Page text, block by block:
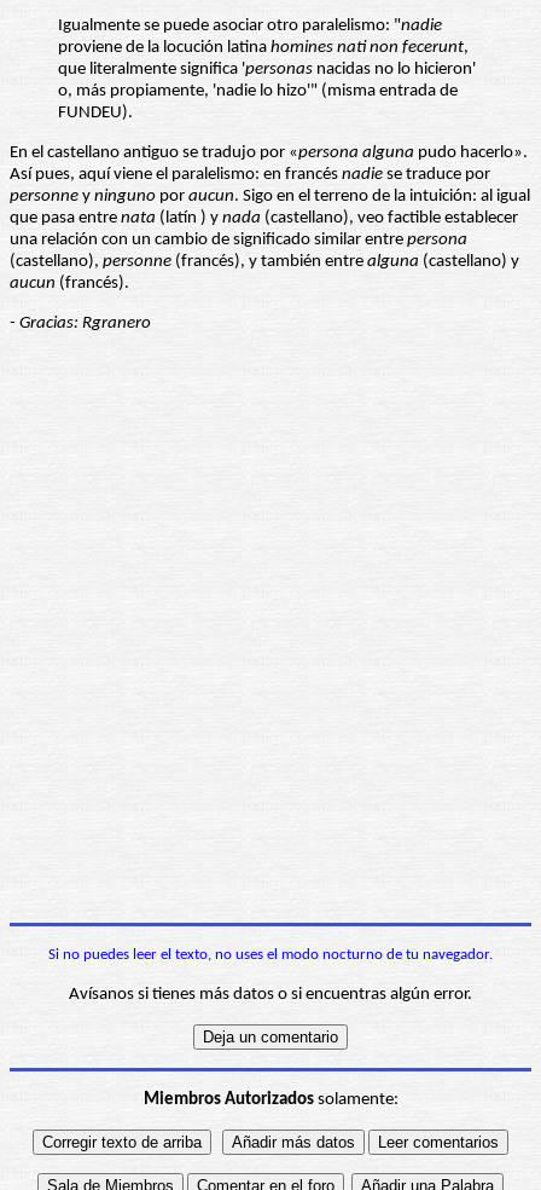
Igualmente se puede asociar otro paralelismo: "nadie
proviene de la locución latina homines nati non fecerunt,
que literalmente significa 'personas nacidas no lo hicieron'
o, más propiamente, 'nadie lo hizo'" (misma entrada de
FUNDEU).
En el castellano antiguo se tradujo por «persona alguna pudo hacerlo».
Así pues, aquí viene el paralelismo: en francés nadie se traduce por
personne y ninguno por aucun. Sigo en el terreno de la intuición: al igual
que pasa entre nata (latín ) y nada (castellano), veo factible establecer
una relación con un cambio de significado similar entre persona
(castellano), personne (francés), y también entre alguna (castellano) y
aucun (francés).
- Gracias: Rgranero
Si no puedes leer el texto, no uses el modo nocturno de tu navegador.
Avísanos si tienes más datos o si encuentras algún error.
Miembros Autorizadossolamente: